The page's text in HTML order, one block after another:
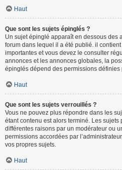
Haut
Que sont les sujets épinglés ?
Un sujet épinglé apparaît en dessous des
forum dans lequel il a été publié. il
importantes et vous devez le consulter
annonces et les annonces globales, la
épinglés dépend des permissions définies
Haut
Que sont les sujets verrouillés ?
Vous ne pouvez plus répondre dans les
étant contenu est alors terminé. Les
différentes raisons par un modérateur ou
permissions accordées par
vos propres sujets.
Haut